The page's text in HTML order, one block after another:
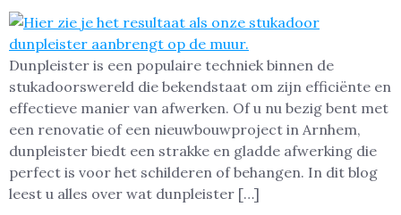
Dunpleister is een populaire techniek binnen de
stukadoorswereld die bekendstaat om zijn efficiënte en
effectieve manier van afwerken. Of u nu bezig bent met
een renovatie of een nieuwbouwproject in Arnhem,
dunpleister biedt een strakke en gladde afwerking die
perfect is voor het schilderen of behangen. In dit blog
leest u alles over wat dunpleister […]